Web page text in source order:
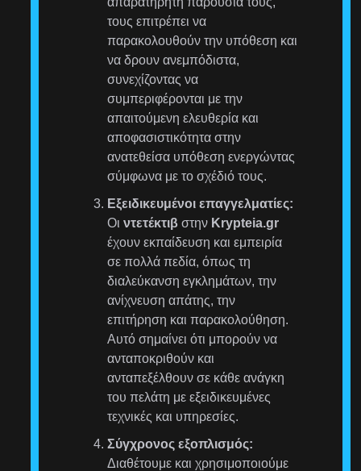
τους επιτρέπει να
παρακολουθούν την υπόθεση και
να δρουν ανεμπόδιστα,
συνεχίζοντας να
συμπεριφέρονται με την
απαιτούμενη ελευθερία και
αποφασιστικότητα στην
ανατεθείσα υπόθεση ενεργώντας
σύμφωνα με το σχέδιό τους.
Εξειδικευμένοι επαγγελματίες:
Οιντετέκτιβ στην Krypteia.gr
έχουν εκπαίδευση και εμπειρία
σε πολλά πεδία, όπως τη
διαλεύκανση εγκλημάτων, την
ανίχνευση απάτης, την
επιτήρηση και παρακολούθηση.
Αυτό σημαίνει ότι μπορούν να
ανταποκριθούν και
ανταπεξέλθουν σε κάθε ανάγκη
του πελάτη με εξειδικευμένες
τεχνικές και υπηρεσίες.
Σύγχρονος εξοπλισμός:
Διαθέτουμε και χρησιμοποιούμε